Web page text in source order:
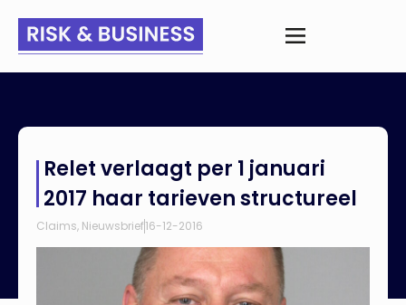
structureel
Relet verlaagt per 1 januari
2017 haar tarieven structureel
Claims, Nieuwsbrief16-12-2016